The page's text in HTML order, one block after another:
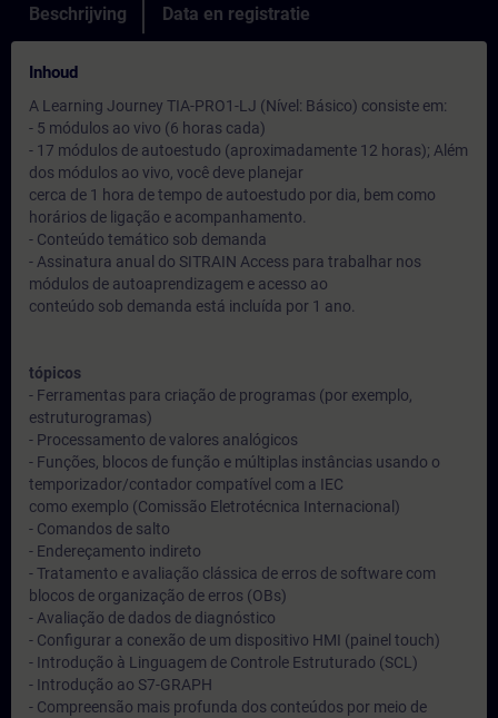
Beschrijving Data en registratie
Inhoud
A Learning Journey TIA-PRO1-LJ (Nível: Básico) consiste em:
- 5 módulos ao vivo (6 horas cada)
- 17 módulos de autoestudo (aproximadamente 12 horas); Além
dos módulos ao vivo, você deve planejar
cerca de 1 hora de tempo de autoestudo por dia, bem como
horários de ligação e acompanhamento.
- Conteúdo temático sob demanda
- Assinatura anual do SITRAIN Access para trabalhar nos
módulos de autoaprendizagem e acesso ao
conteúdo sob demanda está incluída por 1 ano.
tópicos
- Ferramentas para criação de programas (por exemplo,
estruturogramas)
- Processamento de valores analógicos
- Funções, blocos de função e múltiplas instâncias usando o
temporizador/contador compatível com a IEC
como exemplo (Comissão Eletrotécnica Internacional)
- Comandos de salto
- Endereçamento indireto
- Tratamento e avaliação clássica de erros de software com
blocos de organização de erros (OBs)
- Avaliação de dados de diagnóstico
- Configurar a conexão de um dispositivo HMI (painel touch)
- Introdução à Linguagem de Controle Estruturado (SCL)
- Introdução ao S7-GRAPH
- Compreensão mais profunda dos conteúdos por meio de